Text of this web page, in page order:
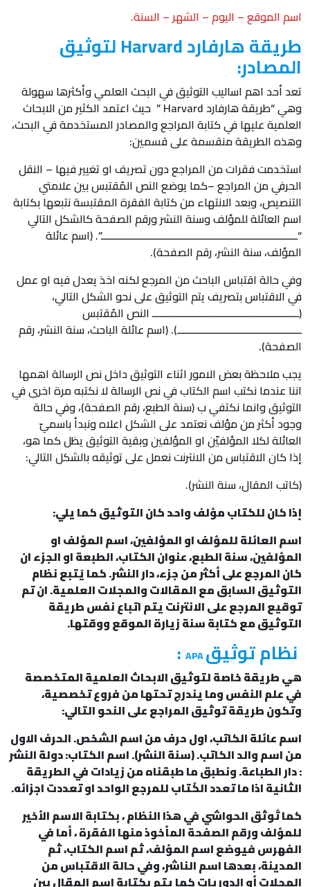
اسم الموقع – اليوم – الشهر – السنة.
طريقة هارفارد Harvard لتوثيق
المصادر:
تعد أحد اهم اساليب التوثيق في البحث العلمي وأكثرها سهولة
وهي “طريقة هارفارد Harvard ” حيث اعتمد الكثير من الابحاث
العلمية عليها في كتابة المراجع والمصادر المستخدمة في البحث،
وهذه الطريقة منقسمة على قسمين:
استخدمت فقرات من المراجع دون تصريف او تغيير فيها – النقل
الحرفي من المراجع –كما يوضع النص المُقتبس بين علامتي
التنصيص، وبعد الانتهاء من كتابة الفقرة المقتبسة نتبعها بكتابة
اسم العائلة للمؤلف وسنة النشر ورقم الصفحة كالشكل التالي
“ـــــــــــــــــــــــــــــــــــــــــــــــــــــــــــــــــــــــ”. (اسم عائلة
المؤلف، سنة النشر، رقم الصفحة).
وفي حالة اقتباس الباحث من المرجع لكنه اخذ يعدل فيه او عمل
في الاقتباس بتصريف يتم التوثيق على نحو الشكل التالي،
(ـــــــــــــــــــــــــــــــــــــــــــــــــــــ النص المُقتبس
ـــــــــــــــــــــــــــــــــــــــــــــ). (اسم عائلة الباحث، سنة النشر، رقم
الصفحة).
يجب ملاحظة بعض الامور اثناء التوثيق داخل نص الرسالة اهمها
اننا عندما نكتب اسم الكتاب في نص الرسالة لا نكتبه مرة اخرى في
التوثيق وانما نكتفي ب (سنة الطبع، رقم الصفحة)، وفي حالة
وجود أكثر من مؤلف نعتمد على الشكل اعلاه ونبدأ باسميّ
العائلة لكلا المؤلفيّن او المؤلفين وبقية التوثيق يظل كما هو،
إذا كان الاقتباس من الانترنت نعمل على توثيقه بالشكل التالي:
(كاتب المقال، سنة النشر).
إذا كان للكتاب مؤلف واحد كان التوثيق كما يلي:
اسم العائلة للمؤلف او المؤلفين، اسم المؤلف او
المؤلفين، سنة الطبع، عنوان الكتاب، الطبعة او الجزء ان
كان المرجع على أكثر من جزء، دار النشر. كما يُتبع نظام
التوثيق السابق مع المقالات والمجلات العلمية. ان تم
توقيع المرجع على الانترنت يتم اتباع نفس طريقة
التوثيق مع كتابة سنة زيارة الموقع ووقتها.
نظام توثيق :
هي طريقة خاصة لتوثيق الابحاث العلمية المتخصصة
في علم النفس وما يندرج تحتها من فروع تخصصية،
وتكون طريقة توثيق المراجع على النحو التالي:
اسم عائلة الكاتب، اول حرف من اسم الشخص. الحرف الاول
من اسم والد الكاتب. (سنة النشر). اسم الكتاب: دولة النشر
: دار الطباعة. ونطبق ما طبقناه من زيادات في الطريقة
الثانية اذا ما تعدد الكُتاب للمرجع الواحد او تعددت اجزائه.
كما تُوثق الحواشي في هذا النظام ، بكتابة الاسم الأخير
للمؤلف ورقم الصفحة المأخوذ منها الفقرة ، أما في
الفهرس فيوضع اسم المؤلف، ثم اسم الكتاب، ثم
المدينة، بعدها اسم الناشر، وفي حالة الاقتباس من
المجلات أو الدوريات كما يتم بكتابة اسم المقال بين